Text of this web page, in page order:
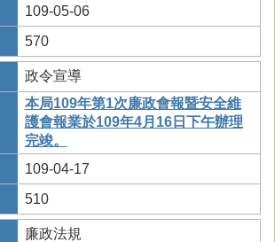
109-05-06
570
政令宣導
本局109年第1次廉政會報暨安全維
護會報業於109年4月16日下午辦理
完竣。
109-04-17
510
廉政法規